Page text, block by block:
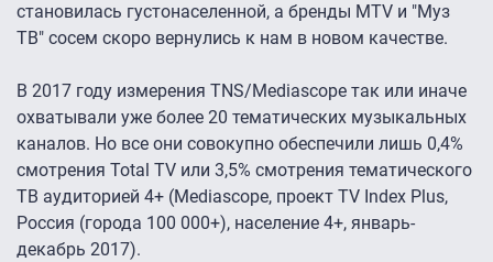
становилась густонаселенной, а бренды MTV и "Муз
ТВ" сосем скоро вернулись к нам в новом качестве.
В 2017 году измерения TNS/Mediascope так или иначе
охватывали уже более 20 тематических музыкальных
каналов. Но все они совокупно обеспечили лишь 0,4%
смотрения Total TV или 3,5% смотрения тематического
ТВ аудиторией 4+ (Mediascope, проект TV Index Plus,
Россия (города 100 000+), население 4+, январь-
декабрь 2017).